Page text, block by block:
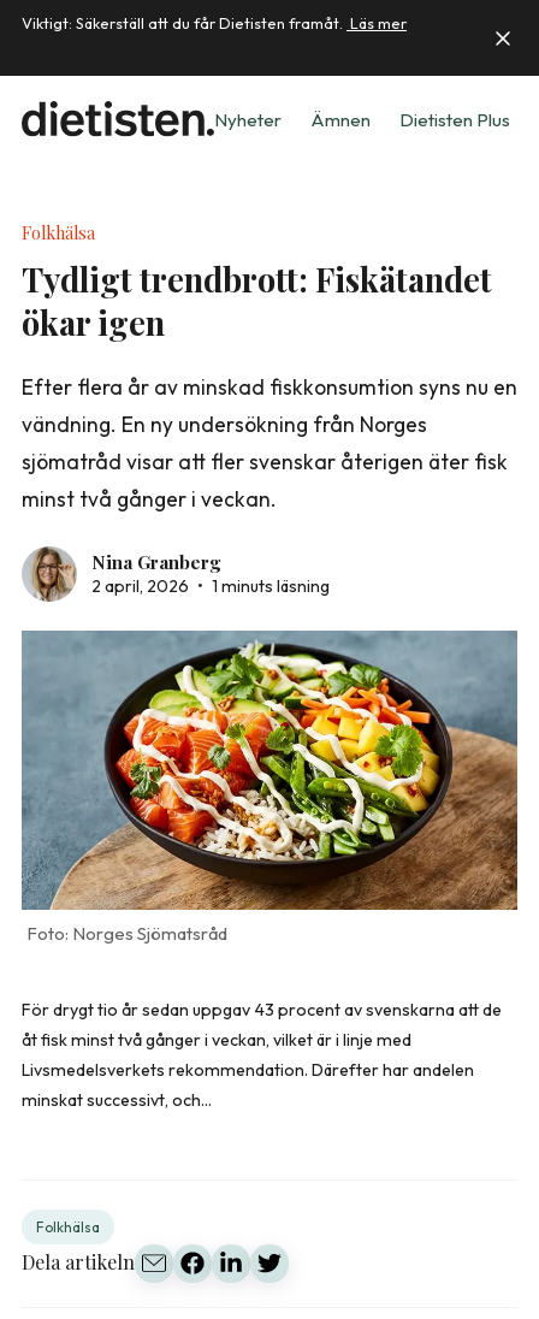
Viktigt: Säkerställ att du får Dietisten framåt. Läs mer
Nyheter Ämnen Dietisten Plus
Folkhälsa
Tydligt trendbrott: Fiskätandet
ökar igen
Efter flera år av minskad fiskkonsumtion syns nu en
vändning. En ny undersökning från Norges
sjömatråd visar att fler svenskar återigen äter fisk
minst två gånger i veckan.
Nina Granberg
2 april, 2026 • 1 minuts läsning
Norges Sjömatsråd
För drygt tio år sedan uppgav 43 procent av svenskarna att de
åt fisk minst två gånger i veckan, vilket är i linje med
Livsmedelsverkets rekommendation. Därefter har andelen
minskat successivt, och...
Folkhälsa
Dela artikeln